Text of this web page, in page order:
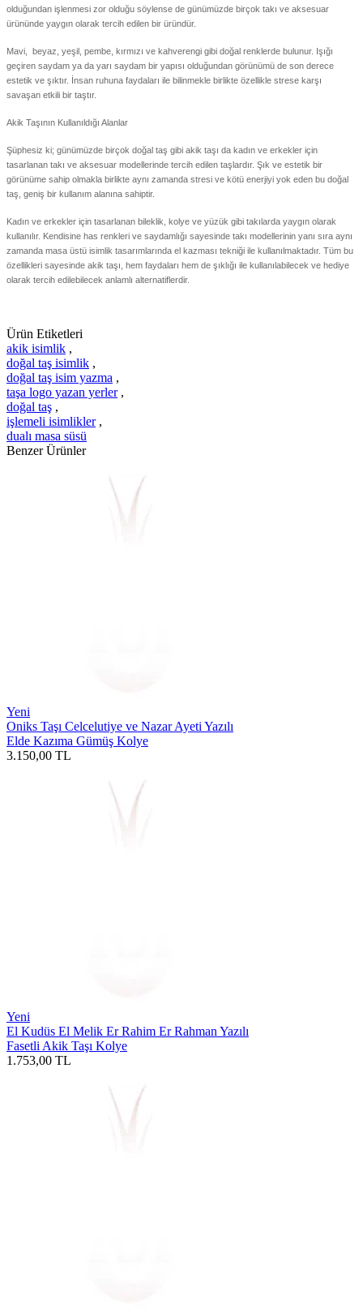
olduğundan işlenmesi zor olduğu söylense de günümüzde birçok takı ve aksesuar
ürününde yaygın olarak tercih edilen bir üründür.
Mavi, beyaz, yeşil, pembe, kırmızı ve kahverengi gibi doğal renklerde bulunur. Işığı
geçiren saydam ya da yarı saydam bir yapısı olduğundan görünümü de son derece
estetik ve şıktır. İnsan ruhuna faydaları ile bilinmekle birlikte özellikle strese karşı
savaşan etkili bir taştır.
Akik Taşının Kullanıldığı Alanlar
Şüphesiz ki; günümüzde birçok doğal taş gibi akik taşı da kadın ve erkekler için
tasarlanan takı ve aksesuar modellerinde tercih edilen taşlardır. Şık ve estetik bir
görünüme sahip olmakla birlikte aynı zamanda stresi ve kötü enerjiyi yok eden bu doğal
taş, geniş bir kullanım alanına sahiptir.
Kadın ve erkekler için tasarlanan bileklik, kolye ve yüzük gibi takılarda yaygın olarak
kullanılır. Kendisine has renkleri ve saydamlığı sayesinde takı modellerinin yanı sıra aynı
zamanda masa üstü isimlik tasarımlarında el kazması tekniği ile kullanılmaktadır. Tüm bu
özellikleri sayesinde akik taşı, hem faydaları hem de şıklığı ile kullanılabilecek ve hediye
olarak tercih edilebilecek anlamlı alternatiflerdir.
Ürün Etiketleri
akik isimlik ,
doğal taş isimlik ,
doğal taş isim yazma ,
taşa logo yazan yerler ,
doğal taş ,
işlemeli isimlikler ,
dualı masa süsü
Benzer Ürünler
Yeni
Oniks Taşı Celcelutiye ve Nazar Ayeti Yazılı
Elde Kazıma Gümüş Kolye
3.150,00 TL
Yeni
El Kudüs El Melik Er Rahim Er Rahman Yazılı
Fasetli Akik Taşı Kolye
1.753,00 TL